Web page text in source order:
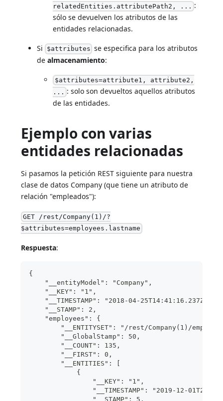
relatedEntities.attributePath2, ... :
sólo se devuelven los atributos de las
entidades relacionadas.
Si $attributes se especifica para los atributos
dealmacenamiento:
$attributes=attribute1, attribute2,
... : solo son devueltos aquellos atributos
de las entidades.
Ejemplo con varias
entidades relacionadas
Si pasamos la petición REST siguiente para nuestra
clase de datos Company (que tiene un atributo de
relación "empleados"):
GET /rest/Company(1)/?
$attributes=employees.lastname
Respuesta:
{
    "__entityModel": "Company",
    "__KEY": "1",
    "__TIMESTAMP": "2018-04-25T14:41:16.237Z",
    "__STAMP": 2,
    "employees": {
"__ENTITYSET": "/rest/Company(1)/
        "__GlobalStamp": 50,
        "__COUNT": 135,
        "__FIRST": 0,
        "__ENTITIES": [
            {
                "__KEY": "1",
"__TIMESTAMP": "2019-12-
                "__STAMP": 5,